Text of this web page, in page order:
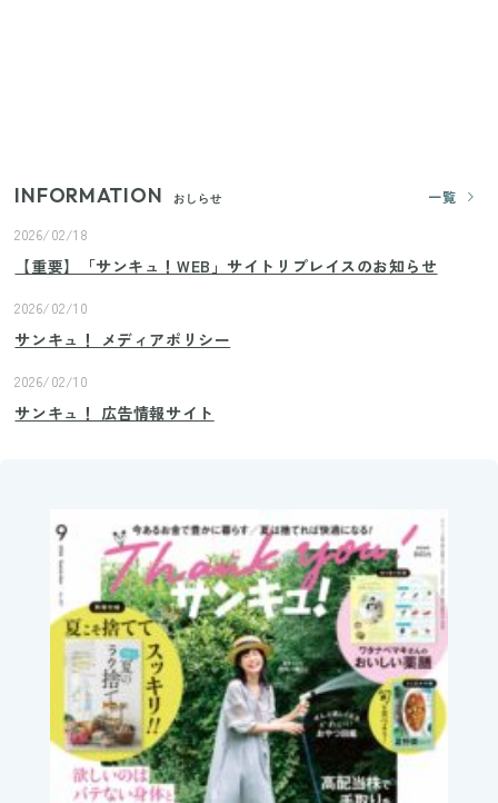
INFORMATION おしらせ
一覧
2026/02/18
【重要】「サンキュ！WEB」サイトリプレイスのお知らせ
2026/02/10
サンキュ！ メディアポリシー
2026/02/10
サンキュ！ 広告情報サイト